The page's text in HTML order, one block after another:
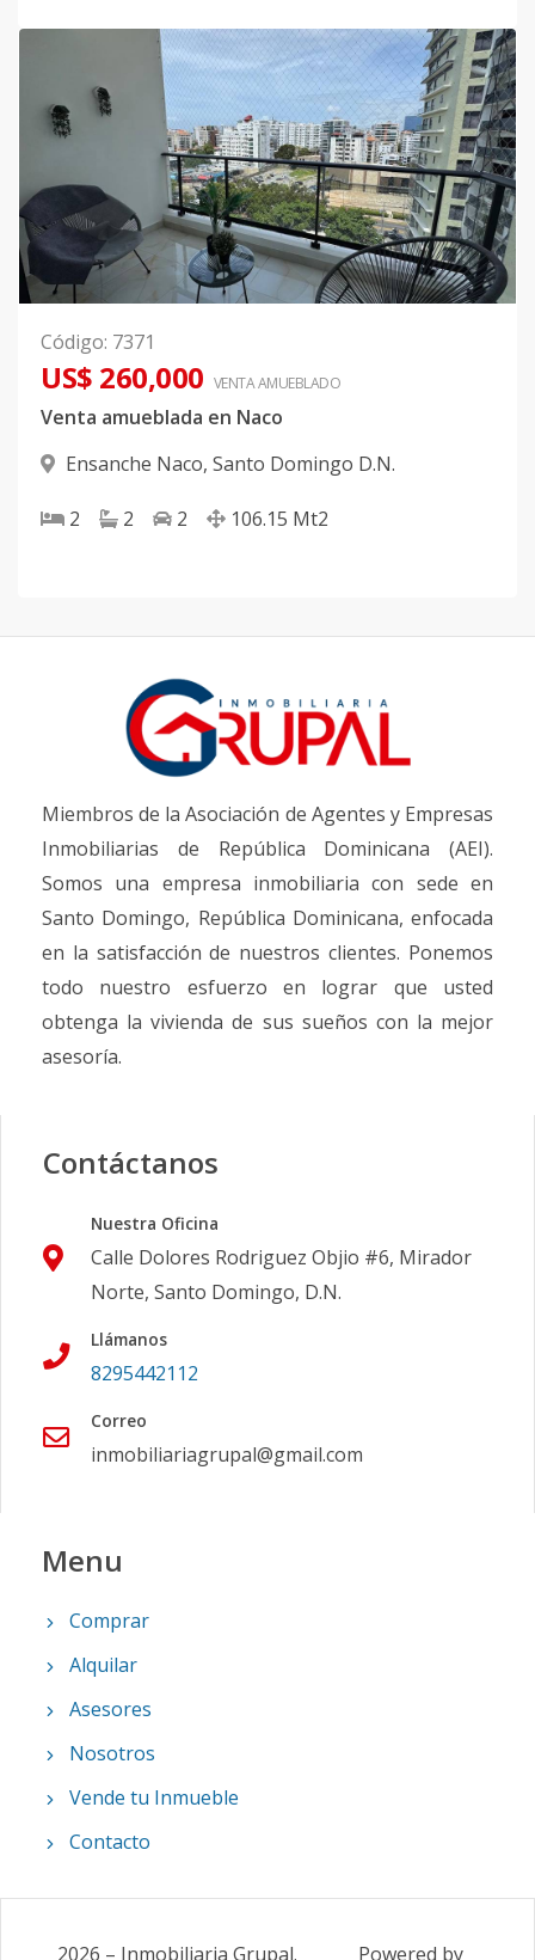
Código: 7371
US$ 260,000 VENTA AMUEBLADO
Venta amueblada en Naco
Ensanche Naco, Santo Domingo D.N.
2 2 2 106.15 Mt2
Miembros de la Asociación de Agentes y Empresas
Inmobiliarias de República Dominicana (AEI).
Somos una empresa inmobiliaria con sede en
Santo Domingo, República Dominicana, enfocada
en la satisfacción de nuestros clientes. Ponemos
todo nuestro esfuerzo en lograr que usted
obtenga la vivienda de sus sueños con la mejor
asesoría.
Contáctanos
Nuestra Oficina
Calle Dolores Rodriguez Objio #6, Mirador
Norte, Santo Domingo, D.N.
Llámanos
8295442112
Correo
inmobiliariagrupal@gmail.com
Menu
Comprar
Alquilar
Asesores
Nosotros
Vende tu Inmueble
Contacto
2026 – Inmobiliaria Grupal. Powered by